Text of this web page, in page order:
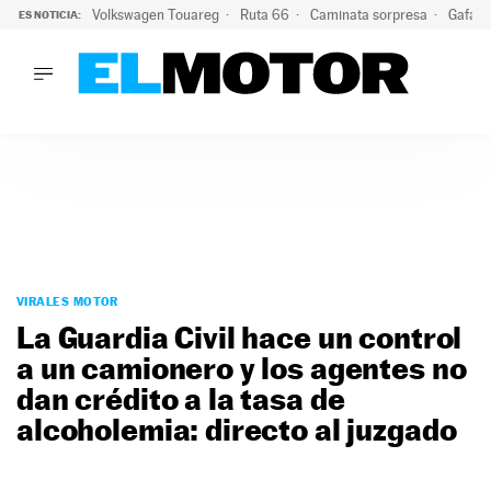
ES NOTICIA: Volkswagen Touareg Ruta 66 Caminata sorpresa Gafas
PODCAST
MOTOS
TECNOLOGÍA
SUPERCOCHES
MOTORTV
VIRALES MOTOR
La Guardia Civil hace un control
a un camionero y los agentes no
dan crédito a la tasa de
alcoholemia: directo al juzgado